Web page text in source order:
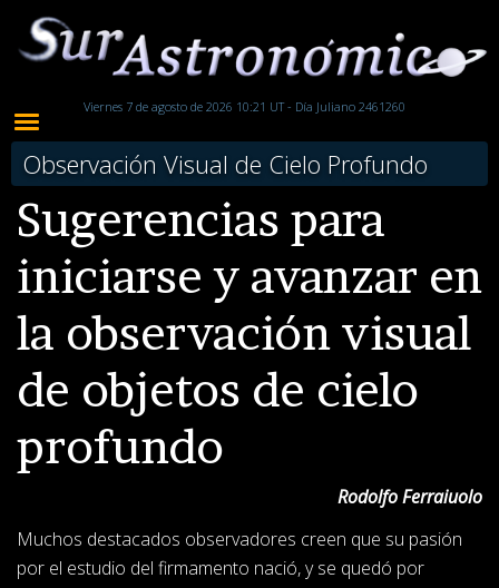
Viernes 7 de agosto de 2026 10:21 UT - Día Juliano 2461260
Observación Visual de Cielo Profundo
Sugerencias para
iniciarse y avanzar en
la observación visual
de objetos de cielo
profundo
Rodolfo Ferraiuolo
Muchos destacados observadores creen que su pasión
por el estudio del firmamento nació, y se quedó por